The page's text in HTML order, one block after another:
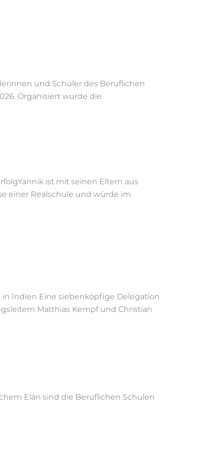
und Schüler des Beruflichen
Organisiert wurde die
ist mit seinen Eltern aus
einer Realschule und würde im
in Indien Eine siebenköpfige Delegation
Matthias Kempf und Christian
Elan sind die Beruflichen Schulen